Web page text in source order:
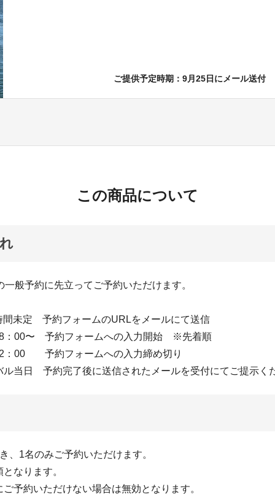
ご提供予定時期：9月25日にメール送付
この商品について
一般予約に先立ってご予約いただけます。
未定 予約フォームのURLをメールにて送信
：00〜 予約フォームへの入力開始 ※先着順
：00 予約フォームへの入力締め切り
当日 予約完了後に送信されたメールを受付にてご提示く
、1名のみご予約いただけます。
なります。
予約いただけない場合は無効となります。